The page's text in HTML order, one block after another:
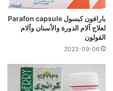
بارافون كبسول Parafon capsule
لعلاج آلام الدورة والأسنان وآلام
القولون
2023-09-06